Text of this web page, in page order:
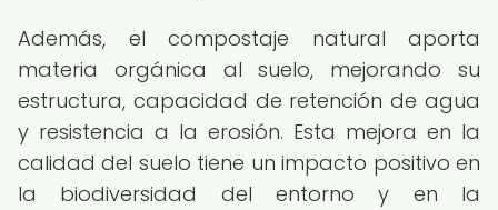
Además, el compostaje natural aporta
materia orgánica al suelo, mejorando su
estructura, capacidad de retención de agua
y resistencia a la erosión. Esta mejora en la
calidad del suelo tiene un impacto positivo en
la biodiversidad del entorno y en la